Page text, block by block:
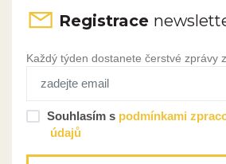
Registrace
Každý týden dostanete čerstvé zprávy
Souhlasím s podmínkami
údajů